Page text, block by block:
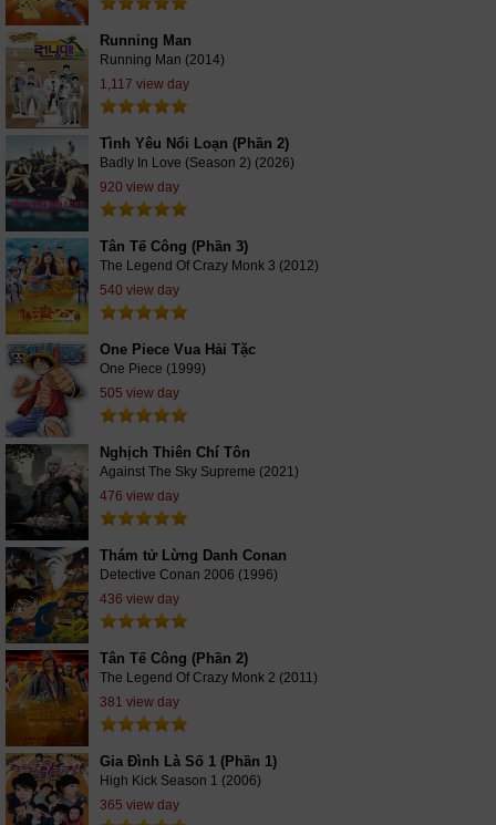
Running Man
Running Man (2014)
1,117 view day
Tình Yêu Nổi Loạn (Phần 2)
Badly In Love (Season 2) (2026)
920 view day
Tân Tế Công (Phần 3)
The Legend Of Crazy Monk 3 (2012)
540 view day
One Piece Vua Hải Tặc
One Piece (1999)
505 view day
Nghịch Thiên Chí Tôn
Against The Sky Supreme (2021)
476 view day
Thám tử Lừng Danh Conan
Detective Conan 2006 (1996)
436 view day
Tân Tế Công (Phần 2)
The Legend Of Crazy Monk 2 (2011)
381 view day
Gia Đình Là Số 1 (Phần 1)
High Kick Season 1 (2006)
365 view day